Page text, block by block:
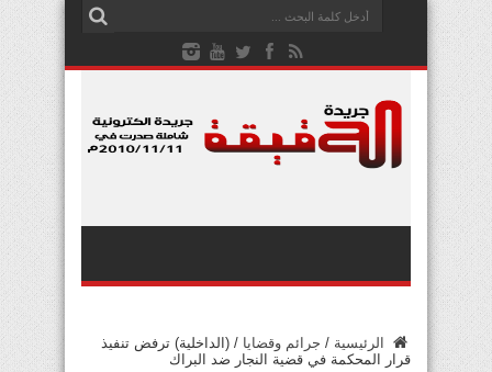
الرئيسية / جرائم وقضايا / (الداخلية) ترفض تنفيذ
قرار المحكمة في قضية النجار ضد البراك